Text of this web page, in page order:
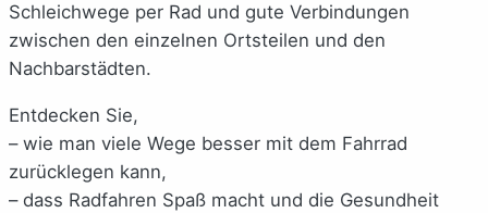
Schleichwege per Rad und gute Verbindungen
zwischen den einzelnen Ortsteilen und den
Nachbarstädten.
Entdecken Sie,
– wie man viele Wege besser mit dem Fahrrad
zurücklegen kann,
– dass Radfahren Spaß macht und die Gesundheit